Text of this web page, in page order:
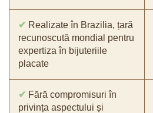
✔ Realizate în Brazilia, țară
recunoscută mondial pentru
expertiza în bijuteriile
placate
✔ Fără compromisuri în
privința aspectului și